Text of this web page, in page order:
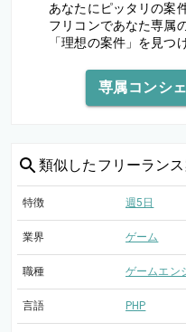
あなたにピッタリの案
フリコンであなた専属
「理想の案件」を見つ
専属コンシ
類似した フリーラン
特徴 週5日
業界 ゲーム
職種 ゲームエン
言語 PHP